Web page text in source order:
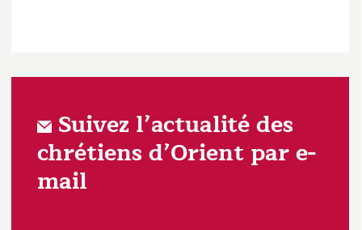
Suivez l’actualité des
chrétiens d’Orient par e-
mail